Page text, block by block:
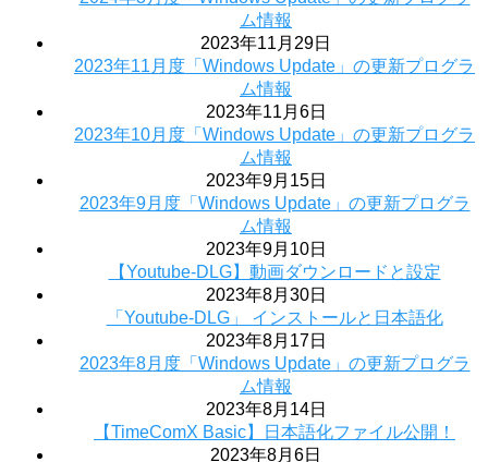
ム情報
2023年11月29日
2023年11月度「Windows Update」の更新プログラ
ム情報
2023年11月6日
2023年10月度「Windows Update」の更新プログラ
ム情報
2023年9月15日
2023年9月度「Windows Update」の更新プログラ
ム情報
2023年9月10日
【Youtube-DLG】動画ダウンロードと設定
2023年8月30日
「Youtube-DLG」 インストールと日本語化
2023年8月17日
2023年8月度「Windows Update」の更新プログラ
ム情報
2023年8月14日
【TimeComX Basic】日本語化ファイル公開！
2023年8月6日